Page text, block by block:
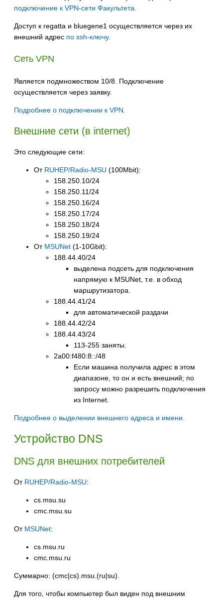
подключение к VPN-сети Факультета.
Доступ к regatta и bluegene1 осуществляется через их
внешний адрес по ssh-ключу.
Сеть VPN
Является подмножеством 10/8. Подключение
осуществляется через заявку.
Подробнее о подключении к VPN.
Внешние сети (в internet)
Это следующие сети:
От RUHEP/Radio-MSU (100Mbit):
158.250.10/24
158.250.11/24
158.250.16/24
158.250.17/24
158.250.18/24
158.250.19/24
От MSUNet (1-10Gbit):
188.44.40/24
выделена подсеть для подключения
напрямую к MSUNet, т.е. в обход
маршрутизатора.
188.44.41/24
для автоматической раздачи
188.44.42/24
188.44.43/24
113-255 заняты.
2a00:f480:8::/48
Если машина получила адрес в этом
диапазоне, то он и есть внешний; по
запросу можно разрешить подключения
из Internet.
Подробнее о выделении внешнего адреса и имени.
Устройство DNS
DNS для внешних потребителей
От RUHEP/Radio-MSU:
cs.msu.su
cmc.msu.su
От MSUNet:
cs.msu.ru
cmc.msu.ru
Суммарно: (cmc|cs).msu.(ru|su).
Для того, чтобы компьютер был виден под внешним